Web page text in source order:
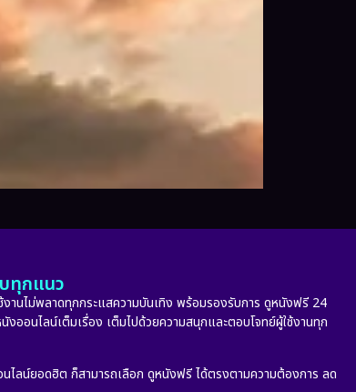
ทุกแนว
านไม่พลาดทุกกระแสความบันเทิง พร้อมรองรับการ ดูหนังฟรี 24
ออนไลน์เต็มเรื่อง เต็มไปด้วยความสนุกและตอบโจทย์ผู้ใช้งานทุก
ไลน์ยอดฮิต ก็สามารถเลือก ดูหนังฟรี ได้ตรงตามความต้องการ ลด